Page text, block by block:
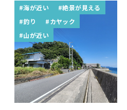
#海が近い
#絶景が見える
#釣り
#カヤック
#山が近い